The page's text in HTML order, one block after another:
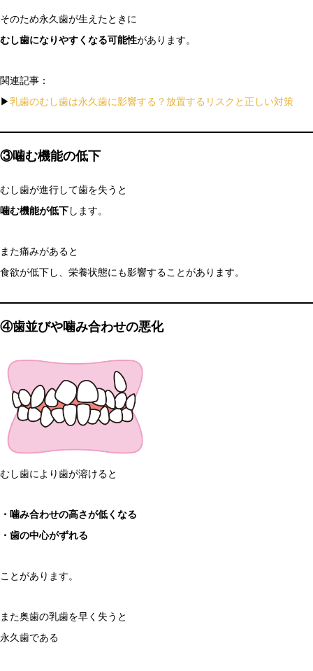
そのため永久歯が生えたときに
むし歯になりやすくなる可能性があります。
関連記事：
▶乳歯のむし歯は永久歯に影響する？放置するリスクと正しい対策
③噛む機能の低下
むし歯が進行して歯を失うと
噛む機能が低下します。
また痛みがあると
食欲が低下し、栄養状態にも影響することがあります。
④歯並びや噛み合わせの悪化
むし歯により歯が溶けると
・噛み合わせの高さが低くなる
・歯の中心がずれる
ことがあります。
また奥歯の乳歯を早く失うと
永久歯である